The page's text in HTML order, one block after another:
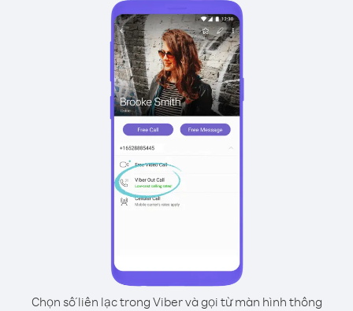
Chọn số liên lạc trong Viber và gọi từ màn hình thông